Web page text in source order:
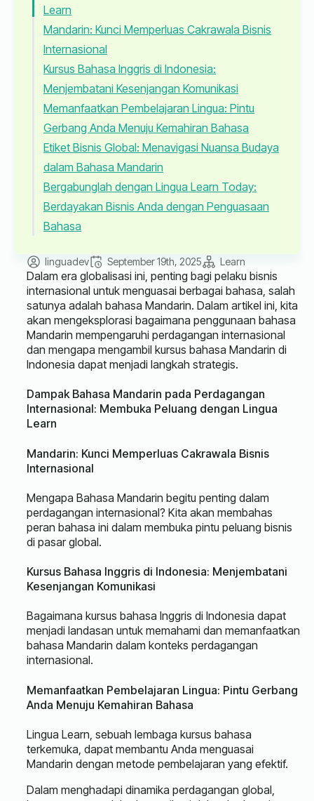
Learn
Mandarin: Kunci Memperluas Cakrawala Bisnis
Internasional
Kursus Bahasa Inggris di Indonesia:
Menjembatani Kesenjangan Komunikasi
Memanfaatkan Pembelajaran Lingua: Pintu
Gerbang Anda Menuju Kemahiran Bahasa
Etiket Bisnis Global: Menavigasi Nuansa Budaya
dalam Bahasa Mandarin
Bergabunglah dengan Lingua Learn Today:
Berdayakan Bisnis Anda dengan Penguasaan
Bahasa
linguadev September 19th, 2025 Learn
Dalam era globalisasi ini, penting bagi pelaku bisnis
internasional untuk menguasai berbagai bahasa, salah
satunya adalah bahasa Mandarin. Dalam artikel ini, kita
akan mengeksplorasi bagaimana penggunaan bahasa
Mandarin mempengaruhi perdagangan internasional
dan mengapa mengambil kursus bahasa Mandarin di
Indonesia dapat menjadi langkah strategis.
Dampak Bahasa Mandarin pada Perdagangan
Internasional: Membuka Peluang dengan Lingua
Learn
Mandarin: Kunci Memperluas Cakrawala Bisnis
Internasional
Mengapa Bahasa Mandarin begitu penting dalam
perdagangan internasional? Kita akan membahas
peran bahasa ini dalam membuka pintu peluang bisnis
di pasar global.
Kursus Bahasa Inggris di Indonesia: Menjembatani
Kesenjangan Komunikasi
Bagaimana kursus bahasa Inggris di Indonesia dapat
menjadi landasan untuk memahami dan memanfaatkan
bahasa Mandarin dalam konteks perdagangan
internasional.
Memanfaatkan Pembelajaran Lingua: Pintu Gerbang
Anda Menuju Kemahiran Bahasa
Lingua Learn, sebuah lembaga kursus bahasa
terkemuka, dapat membantu Anda menguasai
Mandarin dengan metode pembelajaran yang efektif.
Dalam menghadapi dinamika perdagangan global,